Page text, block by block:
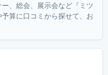
、総会、展示会など『ミツ
算に口コミから探せて、お